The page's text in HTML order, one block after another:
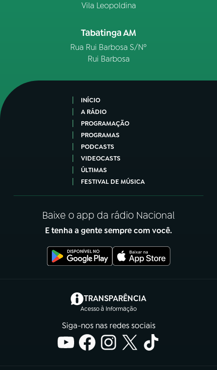
Vila Leopoldina
Tabatinga AM
Rua Rui Barbosa S/Nº
Rui Barbosa
INÍCIO
A RÁDIO
PROGRAMAÇÃO
PROGRAMAS
PODCASTS
VIDEOCASTS
ÚLTIMAS
FESTIVAL DE MÚSICA
Baixe o app da rádio Nacional
E tenha a gente sempre com você.
TRANSPARÊNCIA
Acesso à Informação
(abre em nova aba)
Siga-nos nas redes sociais